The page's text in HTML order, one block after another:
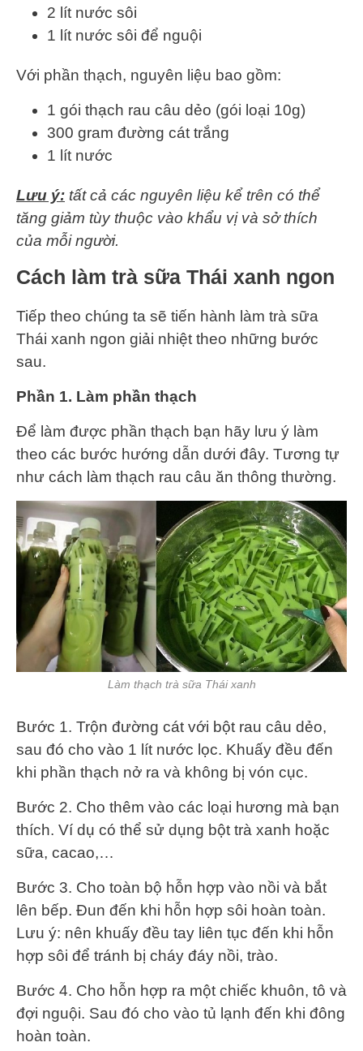
2 lít nước sôi
1 lít nước sôi để nguội
Với phần thạch, nguyên liệu bao gồm:
1 gói thạch rau câu dẻo (gói loại 10g)
300 gram đường cát trắng
1 lít nước
Lưu ý: tất cả các nguyên liệu kể trên có thể
tăng giảm tùy thuộc vào khẩu vị và sở thích
của mỗi người.
Cách làm trà sữa Thái xanh ngon
Tiếp theo chúng ta sẽ tiến hành làm trà sữa
Thái xanh ngon giải nhiệt theo những bước
sau.
Phần 1. Làm phần thạch
Để làm được phần thạch bạn hãy lưu ý làm
theo các bước hướng dẫn dưới đây. Tương tự
như cách làm thạch rau câu ăn thông thường.
Làm thạch trà sữa Thái xanh
Bước 1. Trộn đường cát với bột rau câu dẻo,
sau đó cho vào 1 lít nước lọc. Khuấy đều đến
khi phần thạch nở ra và không bị vón cục.
Bước 2. Cho thêm vào các loại hương mà bạn
thích. Ví dụ có thể sử dụng bột trà xanh hoặc
sữa, cacao,…
Bước 3. Cho toàn bộ hỗn hợp vào nồi và bắt
lên bếp. Đun đến khi hỗn hợp sôi hoàn toàn.
Lưu ý: nên khuấy đều tay liên tục đến khi hỗn
hợp sôi để tránh bị cháy đáy nồi, trào.
Bước 4. Cho hỗn hợp ra một chiếc khuôn, tô và
đợi nguội. Sau đó cho vào tủ lạnh đến khi đông
hoàn toàn.